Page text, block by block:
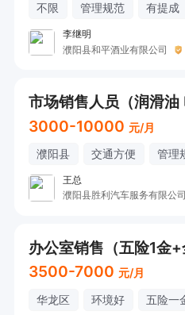
不限 管理规范 有提成
李继明
濮阳县和平酒业有限公司
市场销售人员（润滑油
3000-10000 元/月
濮阳县 交通方便 管理
王总
濮阳县胜利汽车服务有限公司
3500-7000 元/月
华龙区 环境好 五险一